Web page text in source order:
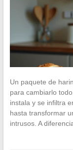
Un paquete de
para cambiarlo
instala y se infiltra
hasta transformar
intrusos. A